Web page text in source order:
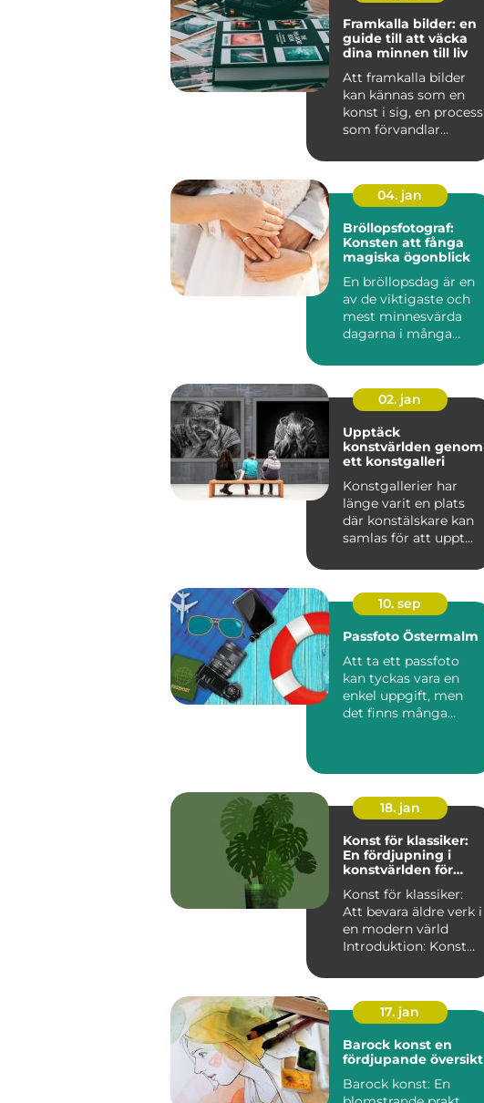
Framkalla bilder: en
guide till att väcka
dina minnen till liv
Att framkalla bilder
kan kännas som en
konst i sig, en process
som förvandlar
04. jan
Bröllopsfotograf:
Konsten att fånga
magiska ögonblick
En bröllopsdag är en
av de viktigaste och
mest minnesvärda
dagarna i många
02. jan
Upptäck
konstvärlden genom
ett konstgalleri
Konstgallerier har
länge varit en plats
där konstälskare kan
samlas för att uppt...
10. sep
Passfoto Östermalm
Att ta ett passfoto
kan tyckas vara en
enkel uppgift, men
det finns många
18. jan
Konst för klassiker:
En fördjupning i
konstvärlden för
Konst för klassiker:
Att bevara äldre verk i
en modern värld
Introduktion: Konst
17. jan
Barock konst en
fördjupande översikt
Barock konst: En